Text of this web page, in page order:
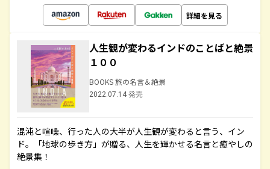
詳細を見る
人生観が変わるインドのことばと絶景
１００
BOOKS 旅の名言＆絶景
2022.07.14 発売
混沌と喧噪、行った人の大半が人生観が変わると言う、イン
ド。「地球の歩き方」が贈る、人生を輝かせる名言と癒やしの
絶景集！